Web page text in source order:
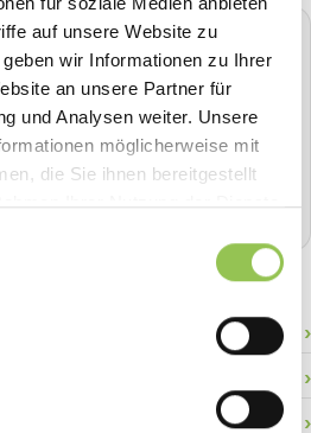
auf unsere Website zu
wir Informationen zu Ihrer
an unsere Partner für
und Analysen weiter. Unsere
möglicherweise mit
die Sie ihnen bereitgestellt
Ihrer Nutzung der Dienste
Plattform
Check-in, Streaming, Badge-
einer Hand.